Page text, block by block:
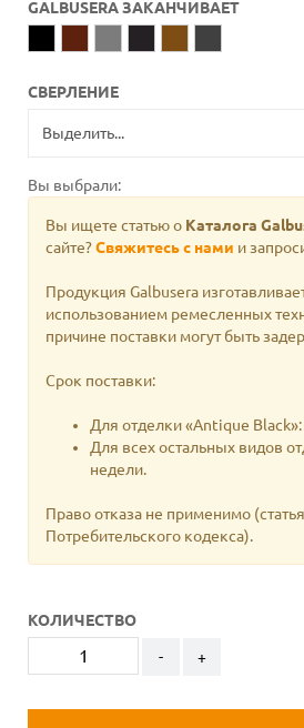
GALBUSERA ЗАКАНЧИВАЕТ
СВЕРЛЕНИЕ
Вы выбрали:
Вы ищете статью о Каталога
сайте?Свяжитесь с нами и
Продукция Galbusera
использованием ремесленных
причине поставки могут быть
Срок поставки:
Для отделки «Antique
Для всех остальных видов
недели.
Право отказа не применимо
Потребительского кодекса).
КОЛИЧЕСТВО
- +